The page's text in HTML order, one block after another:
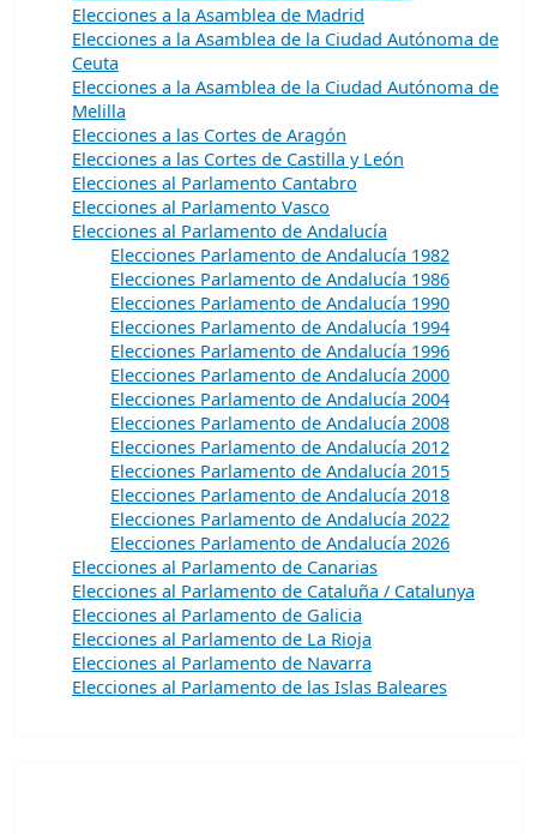
Elecciones a la Asamblea de Madrid
Elecciones a la Asamblea de la Ciudad Autónoma de
Ceuta
Elecciones a la Asamblea de la Ciudad Autónoma de
Melilla
Elecciones a las Cortes de Aragón
Elecciones a las Cortes de Castilla y León
Elecciones al Parlamento Cantabro
Elecciones al Parlamento Vasco
Elecciones al Parlamento de Andalucía
Elecciones Parlamento de Andalucía 1982
Elecciones Parlamento de Andalucía 1986
Elecciones Parlamento de Andalucía 1990
Elecciones Parlamento de Andalucía 1994
Elecciones Parlamento de Andalucía 1996
Elecciones Parlamento de Andalucía 2000
Elecciones Parlamento de Andalucía 2004
Elecciones Parlamento de Andalucía 2008
Elecciones Parlamento de Andalucía 2012
Elecciones Parlamento de Andalucía 2015
Elecciones Parlamento de Andalucía 2018
Elecciones Parlamento de Andalucía 2022
Elecciones Parlamento de Andalucía 2026
Elecciones al Parlamento de Canarias
Elecciones al Parlamento de Cataluña / Catalunya
Elecciones al Parlamento de Galicia
Elecciones al Parlamento de La Rioja
Elecciones al Parlamento de Navarra
Elecciones al Parlamento de las Islas Baleares